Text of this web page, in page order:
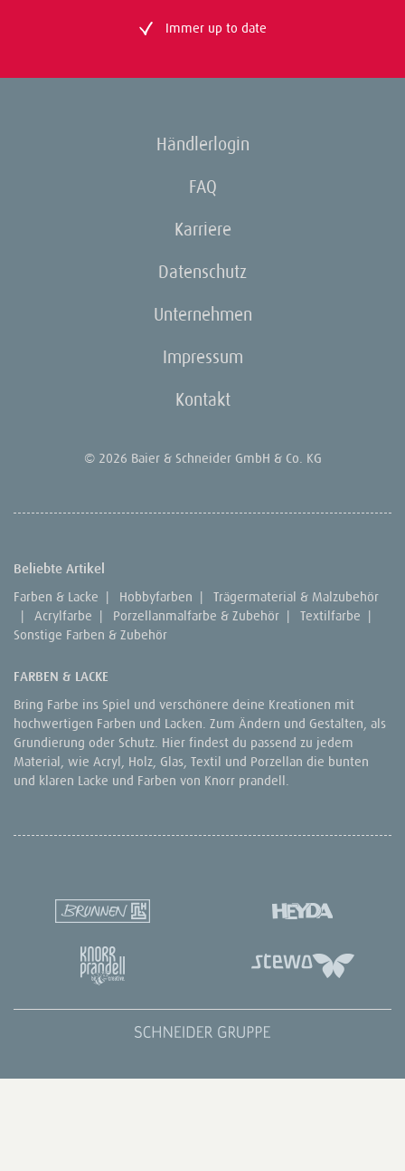
Immer up to date
Händlerlogin
FAQ
Karriere
Datenschutz
Unternehmen
Impressum
Kontakt
© 2026 Baier & Schneider GmbH & Co. KG
Beliebte Artikel
Farben & Lacke | Hobbyfarben |
Trägermaterial & Malzubehör
|
Acrylfarbe | Porzellanmalfarbe & Zubehör | Textilfarbe |
Sonstige Farben & Zubehör
FARBEN & LACKE
Bring Farbe ins Spiel und verschönere deine Kreationen mit
hochwertigen Farben und Lacken. Zum Ändern und Gestalten, als
Grundierung oder Schutz. Hier findest du passend zu jedem
Material, wie Acryl, Holz, Glas, Textil und Porzellan die bunten
und klaren Lacke und Farben von Knorr prandell.